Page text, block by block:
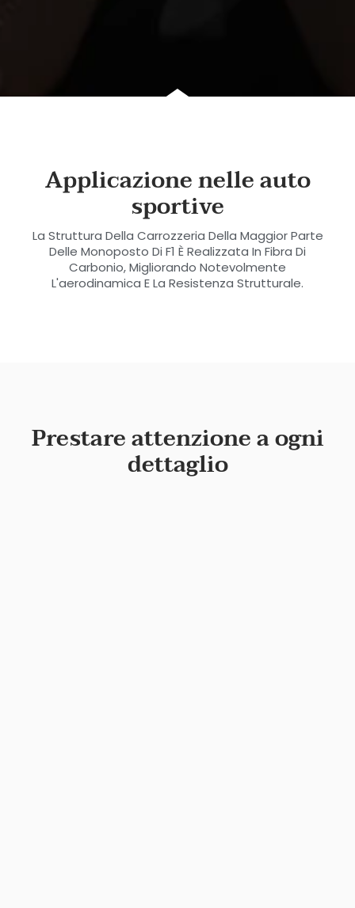
Applicazione nelle auto
sportive
La Struttura Della Carrozzeria Della Maggior Parte
Delle Monoposto Di F1 È Realizzata In Fibra Di
Carbonio, Migliorando Notevolmente
L'aerodinamica E La Resistenza Strutturale.
Prestare attenzione a ogni
dettaglio